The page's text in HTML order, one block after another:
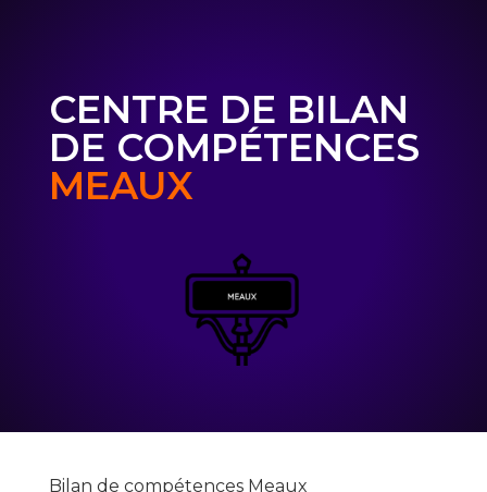
CENTRE DE BILAN
DE COMPÉTENCES
MEAUX
Bilan de compétences Meaux